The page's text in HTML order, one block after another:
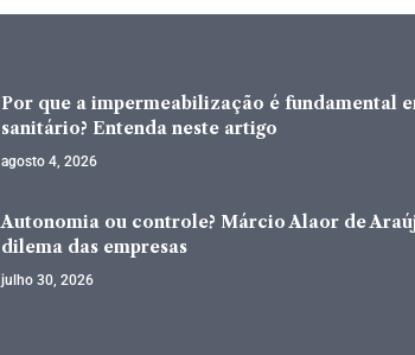
Por que a impermeabilização é fundamental
sanitário? Entenda neste artigo
agosto 4, 2026
Autonomia ou controle? Márcio Alaor de
dilema das empresas
julho 30, 2026